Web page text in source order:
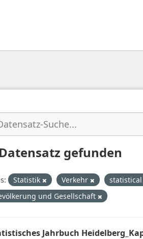
gefunden
Statistik Verkehr
und Gesellschaft
Jahrbuch